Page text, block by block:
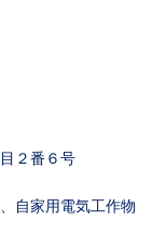
２番６号
自家用電気工作物